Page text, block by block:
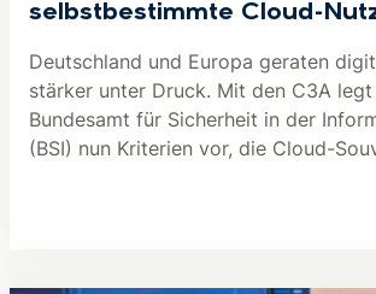
selbstbestimmte Cloud-
Deutschland und Europa geraten
stärker unter Druck. Mit den C3A
Bundesamt für Sicherheit in der
(BSI) nun Kriterien vor, die Cloud-